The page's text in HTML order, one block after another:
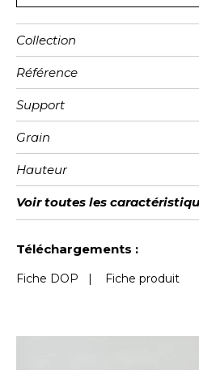
Collection
Référence
Support
Grain
Hauteur
Longueur
Poids g/m²
Entretien
Pose colle
Dépose
Norme COV
Norme
euroclass
Voir toutes les
Téléchargements :
Fiche DOP | Fiche produit